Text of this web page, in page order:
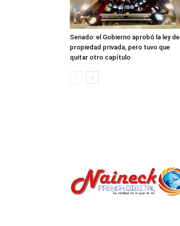
Senado: el Gobierno aprobó la ley de
propiedad privada, pero tuvo que
quitar otro capítulo